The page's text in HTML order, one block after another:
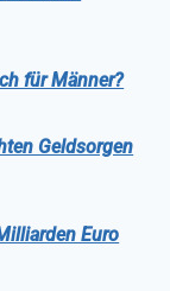
für Männer?
Geldsorgen
Euro